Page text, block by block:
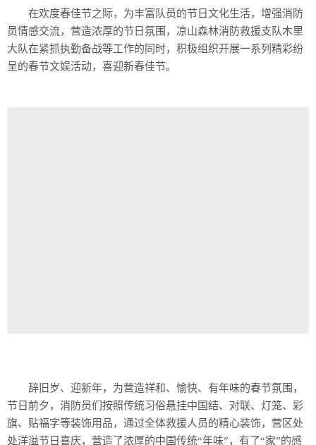
在欢度春佳节之际，为丰富队员的节日文化生活，增强消防
员情感交流，营造浓厚的节日氛围，凉山森林消防救援支队木里
大队在紧抓执勤备战等工作的同时，积极组织开展一系列精彩纷
呈的春节文娱活动，喜迎新春佳节。
辞旧岁、迎新年，为营造祥和、愉快、有年味的春节氛围，
节日前夕，消防员们按照传统习俗悬挂中国结、对联、灯笼、彩
旗、贴福字等装饰用品，通过全体救援人员的精心装饰，营区处
处洋溢节日喜庆，营造了浓厚的中国传统“年味”，有了“家”的感